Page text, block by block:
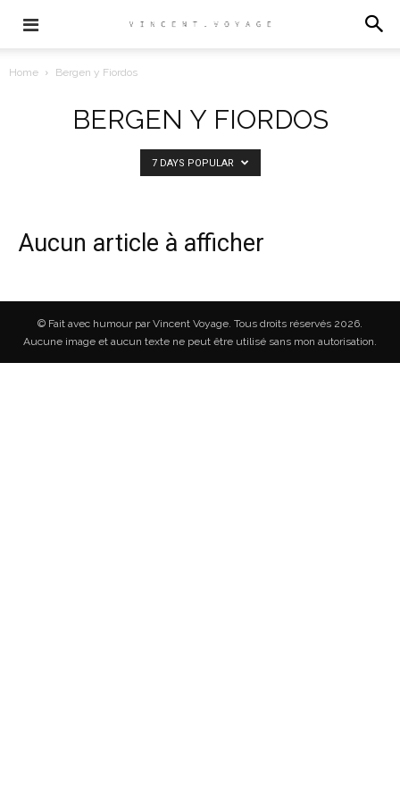
Home Bergen y Fiordos
BERGEN Y FIORDOS
7 DAYS POPULAR
Aucun article à afficher
© Fait avec humour par Vincent Voyage. Tous droits réservés 2026.
Aucune image et aucun texte ne peut être utilisé sans mon autorisation.